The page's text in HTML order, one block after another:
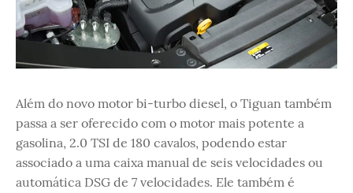
Além do novo motor bi-turbo diesel, o Tiguan também
passa a ser oferecido com o motor mais potente a
gasolina, 2.0 TSI de 180 cavalos, podendo estar
associado a uma caixa manual de seis velocidades ou
automática DSG de 7 velocidades. Ele também é